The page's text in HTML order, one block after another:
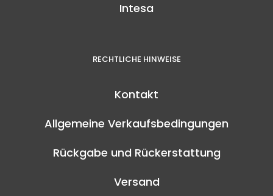
Intesa
RECHTLICHE HINWEISE
Kontakt
Allgemeine Verkaufsbedingungen
Rückgabe und Rückerstattung
Versand